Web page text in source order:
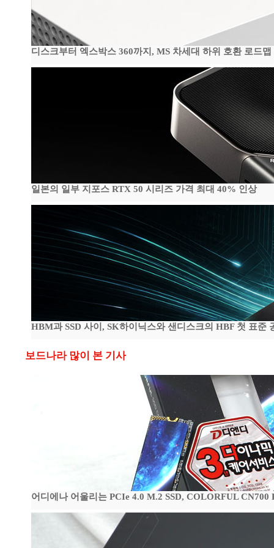
디스크부터 엑스박스 360까지, MS 차세대 하위 호환 로드맵
일본의 일부 지포스 RTX 50 시리즈 가격 최대 40% 인상
HBM과 SSD 사이, SK하이닉스와 샌디스크의 HBF 첫 표준
보드나라 많이 본 기사
어디에나 어울리는 PCIe 4.0 M.2 SSD, COLORFUL